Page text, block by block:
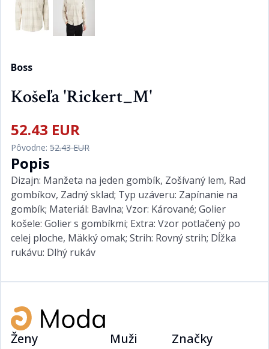
Boss
Košeľa 'Rickert_M'
52.43 EUR
Pôvodne: 52.43 EUR
Popis
Dizajn: Manžeta na jeden gombík, Zošívaný lem, Rad
gombíkov, Zadný sklad; Typ uzáveru: Zapínanie na
gombík; Materiál: Bavlna; Vzor: Kárované; Golier
košele: Golier s gombíkmi; Extra: Vzor potlačený po
celej ploche, Mäkký omak; Strih: Rovný strih; Dĺžka
rukávu: Dlhý rukáv
Ženy Muži Značky